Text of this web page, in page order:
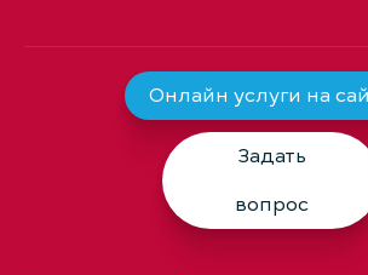
Онлайн услуги на
Задать
вопрос